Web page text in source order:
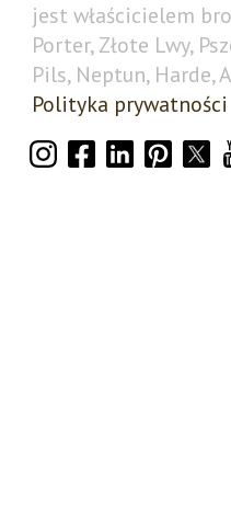
jest właścicielem
Porter, Złote Lwy,
Pils, Neptun, Harde,
Polityka prywatności